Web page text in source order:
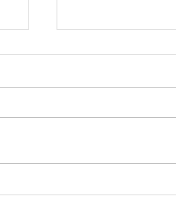
BURSA KLİMA